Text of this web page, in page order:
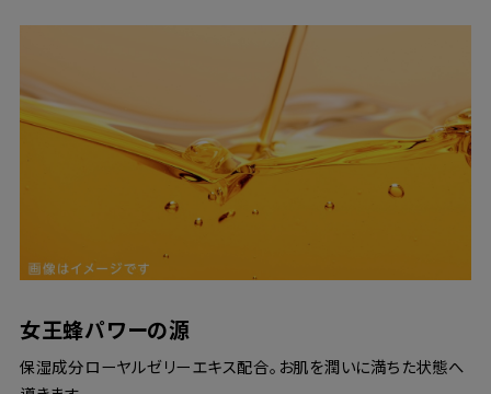
女王蜂パワーの源
保湿成分ローヤルゼリーエキス配合。お肌を潤いに満ちた状態へ